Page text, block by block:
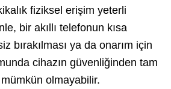
fiziksel erişim yeterli
bir akıllı telefonun kısa
bırakılması ya da onarım için
cihazın güvenliğinden tam
olmayabilir.